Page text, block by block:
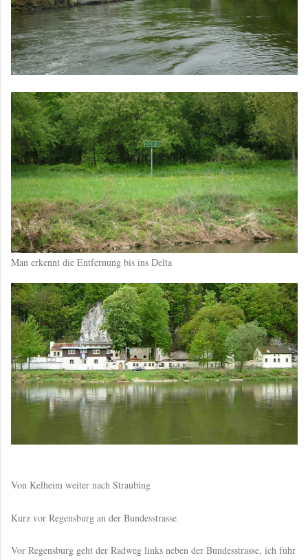
Man erkennt die Entfernung bis ins Delta
Von Kelheim weiter nach Straubing
Kurz vor Regensburg an der Bundesstrasse
Vor Regensburg geht der Radweg links neben der Bundesstrasse, ich fuhr